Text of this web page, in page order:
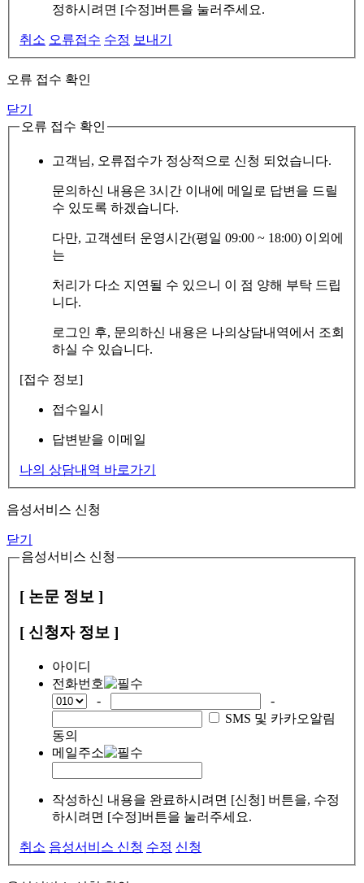
정하시려면 [수정]버튼을 눌러주세요.
취소 오류접수 수정 보내기
오류 접수 확인
닫기
오류 접수 확인
고객님, 오류접수가 정상적으로 신청 되었습니다.
문의하신 내용은 3시간 이내에 메일로 답변을 드릴
수 있도록 하겠습니다.
다만, 고객센터 운영시간(평일 09:00 ~ 18:00) 이외에
는
처리가 다소 지연될 수 있으니 이 점 양해 부탁 드립
니다.
로그인 후, 문의하신 내용은 나의상담내역에서 조회
하실 수 있습니다.
[접수 정보]
접수일시
답변받을 이메일
나의 상담내역 바로가기
음성서비스 신청
닫기
음성서비스 신청
[ 논문 정보 ]
[ 신청자 정보 ]
아이디
전화번호
-
-
SMS 및 카카오알림
동의
메일주소
작성하신 내용을 완료하시려면 [신청] 버튼을, 수정
하시려면 [수정]버튼을 눌러주세요.
취소 음성서비스 신청 수정 신청